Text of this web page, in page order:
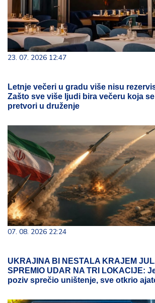
23. 07. 2026 12:47
Letnje večeri u gradu više nisu
Zašto sve više ljudi bira večeru koja
pretvori u druženje
07. 08. 2026 22:24
UKRAJINA BI NESTALA KRAJEM
SPREMIO UDAR NA TRI LOKACIJE:
poziv sprečio uništenje, sve otkrio